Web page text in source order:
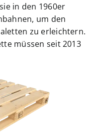
in den 1960er
um den
zu erleichtern.
müssen seit 2013